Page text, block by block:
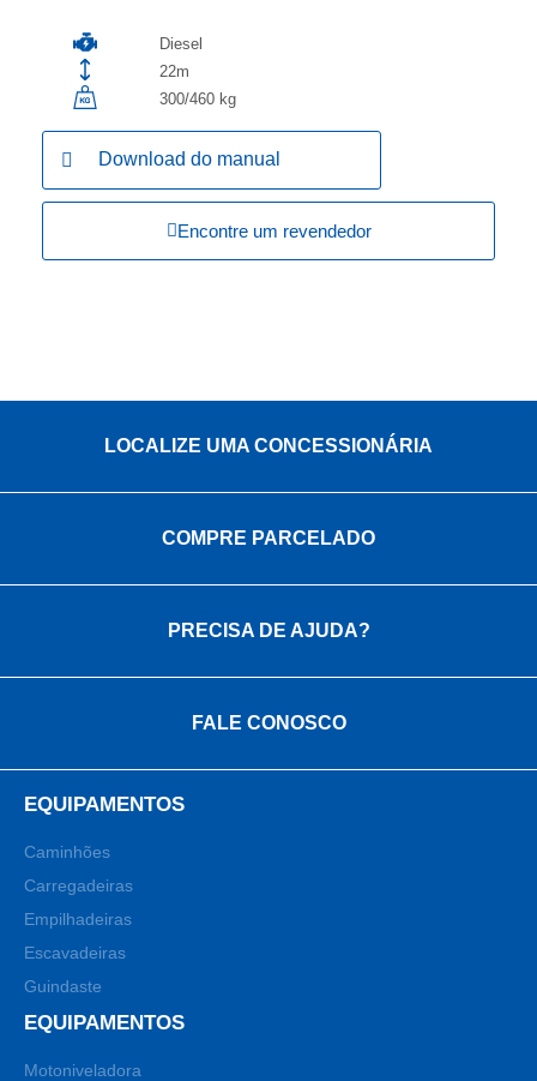
Diesel
22m
300/460 kg
Download do manual
Encontre um revendedor
LOCALIZE UMA CONCESSIONÁRIA
COMPRE PARCELADO
PRECISA DE AJUDA?
FALE CONOSCO
EQUIPAMENTOS
Caminhões
Carregadeiras
Empilhadeiras
Escavadeiras
Guindaste
EQUIPAMENTOS
Motoniveladora